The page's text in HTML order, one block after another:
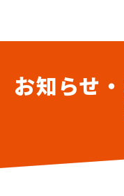
お知らせ